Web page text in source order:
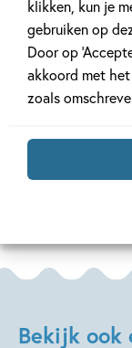
klikken, kun je
gebruiken op
Door op
akkoord met
zoals
Verveel je
met deze
Lees meer
Bekijk ook